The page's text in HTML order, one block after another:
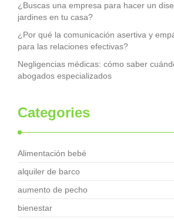
¿Buscas una empresa para hacer un
jardines en tu casa?
¿Por qué la comunicación asertiva y
para las relaciones efectivas?
Negligencias médicas: cómo saber
abogados especializados
Categories
Alimentación bebé
alquiler de barco
aumento de pecho
bienestar